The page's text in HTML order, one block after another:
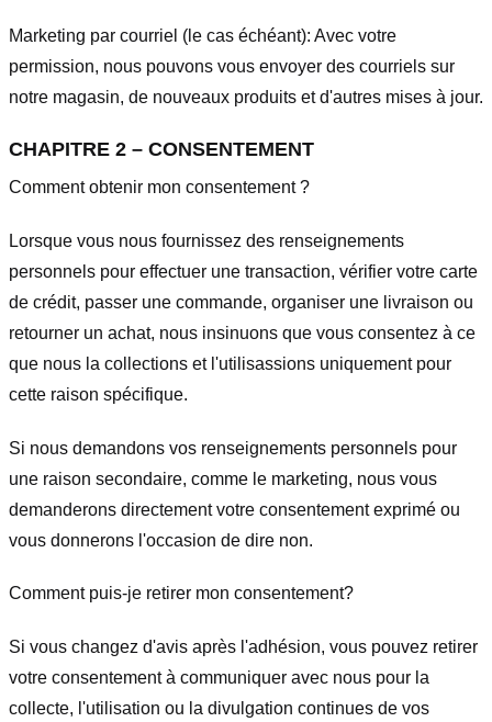
Marketing par courriel (le cas échéant): Avec votre
permission, nous pouvons vous envoyer des courriels sur
notre magasin, de nouveaux produits et d'autres mises à jour.
CHAPITRE 2 – CONSENTEMENT
Comment obtenir mon consentement ?
Lorsque vous nous fournissez des renseignements
personnels pour effectuer une transaction, vérifier votre carte
de crédit, passer une commande, organiser une livraison ou
retourner un achat, nous insinuons que vous consentez à ce
que nous la collections et l'utilisassions uniquement pour
cette raison spécifique.
Si nous demandons vos renseignements personnels pour
une raison secondaire, comme le marketing, nous vous
demanderons directement votre consentement exprimé ou
vous donnerons l'occasion de dire non.
Comment puis-je retirer mon consentement?
Si vous changez d'avis après l'adhésion, vous pouvez retirer
votre consentement à communiquer avec nous pour la
collecte, l'utilisation ou la divulgation continues de vos